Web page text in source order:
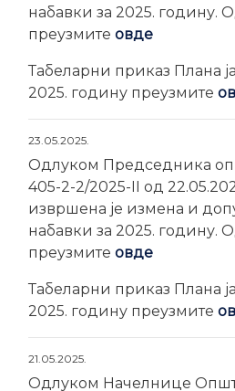
набавки за 2025. годину.
преузмите овде
Табеларни приказ Плана
2025. годину преузмите
23.05.2025.
Одлуком Председника
405-2-2/2025-II од
извршена је измена и
набавки за 2025. годину.
преузмите овде
Табеларни приказ Плана
2025. годину преузмите
21.05.2025.
Одлуком Начелнице